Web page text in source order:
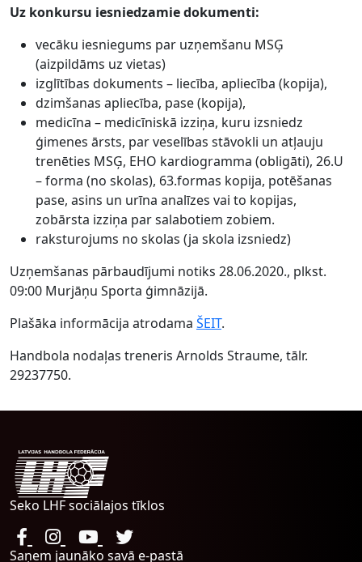
Uz konkursu iesniedzamie dokumenti:
vecāku iesniegums par uzņemšanu MSĢ
(aizpildāms uz vietas)
izglītības dokuments – liecība, apliecība (kopija),
dzimšanas apliecība, pase (kopija),
medicīna – medicīniskā izziņa, kuru izsniedz
ģimenes ārsts, par veselības stāvokli un atļauju
trenēties MSĢ, EHO kardiogramma (obligāti), 26.U
– forma (no skolas), 63.formas kopija, potēšanas
pase, asins un urīna analīzes vai to kopijas,
zobārsta izziņa par salabotiem zobiem.
raksturojums no skolas (ja skola izsniedz)
Uzņemšanas pārbaudījumi notiks 28.06.2020., plkst.
09:00 Murjāņu Sporta ģimnāzijā.
Plašāka informācija atrodama ŠEIT.
Handbola nodaļas treneris Arnolds Straume, tālr.
29237750.
Seko LHF sociālajos tīklos
Saņem jaunāko savā e-pastā